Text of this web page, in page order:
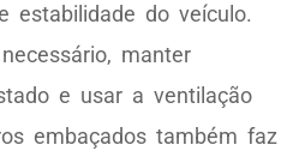
estabilidade do veículo.
manter
e usar a ventilação
embaçados também faz